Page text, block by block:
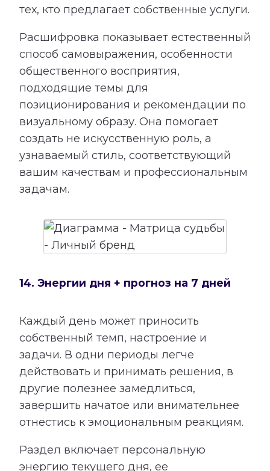
тех, кто предлагает собственные услуги.
Расшифровка показывает естественный
способ самовыражения, особенности
общественного восприятия,
подходящие темы для
позиционирования и рекомендации по
визуальному образу. Она помогает
создать не искусственную роль, а
узнаваемый стиль, соответствующий
вашим качествам и профессиональным
задачам.
14. Энергии дня + прогноз на 7 дней
Каждый день может приносить
собственный темп, настроение и
задачи. В одни периоды легче
действовать и принимать решения, в
другие полезнее замедлиться,
завершить начатое или внимательнее
отнестись к эмоциональным реакциям.
Раздел включает персональную
энергию текущего дня, ее